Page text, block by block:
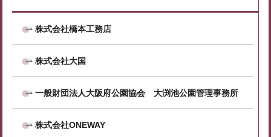
株式会社橋本工務店
株式会社大国
一般財団法人大阪府公園協会 大渕池公園管理事務所
株式会社ONEWAY